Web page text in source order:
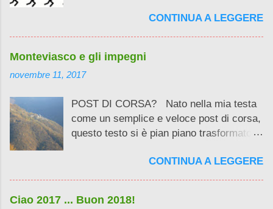
accattivante, allontanandosi dalla banalità
del normale podismo e dalla noia della
libro Oloferrovie Galattiche ora in
crowdfunding su bookabook prosegue su
fantascienza e l’inchiesta) per unirle in un
romanzo dove è il lettore il vero
protagonista .
CONTINUA A LEGGERE
Monteviasco e gli impegni
novembre 11, 2017
POST DI CORSA? Nato nella mia testa
come un semplice e veloce post di corsa,
questo testo si è pian piano trasformato.
poche righe Monteviasco e i prossimi
impegni ...
CONTINUA A LEGGERE
Ciao 2017 ... Buon 2018!